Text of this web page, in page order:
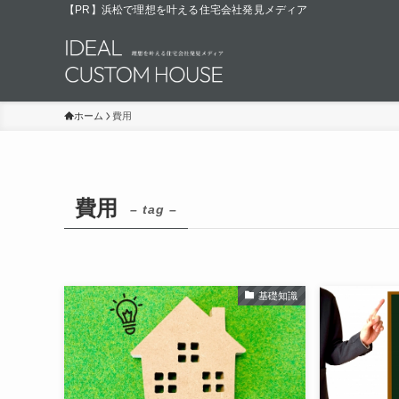
【PR】浜松で理想を叶える住宅会社発見メディア
ホーム 費用
費用 – tag –
基礎知識